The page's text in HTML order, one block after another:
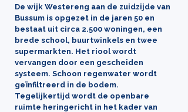
De wijk Westereng aan de zuidzijde van
Bussum is opgezet in de jaren 50 en
bestaat uit circa 2.500 woningen, een
brede school, buurtwinkels en twee
supermarkten. Het riool wordt
vervangen door een gescheiden
systeem. Schoon regenwater wordt
geïnfiltreerd in de bodem.
Tegelijkertijd wordt de openbare
ruimte heringericht in het kader van